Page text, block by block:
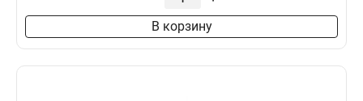
В корзину